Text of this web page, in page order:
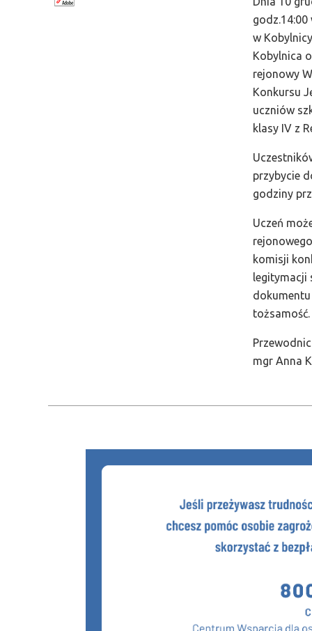
godz.14:00
w
Kobylnica
rejonowy
Konkursu
uczniów
klasy IV z
przybycie
godziny
Uczeń
komisji
legitymacji
tożsamość.
mgr Anna